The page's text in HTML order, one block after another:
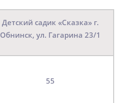
Детский садик «Сказка» г.
Обнинск, ул. Гагарина 23/1
55